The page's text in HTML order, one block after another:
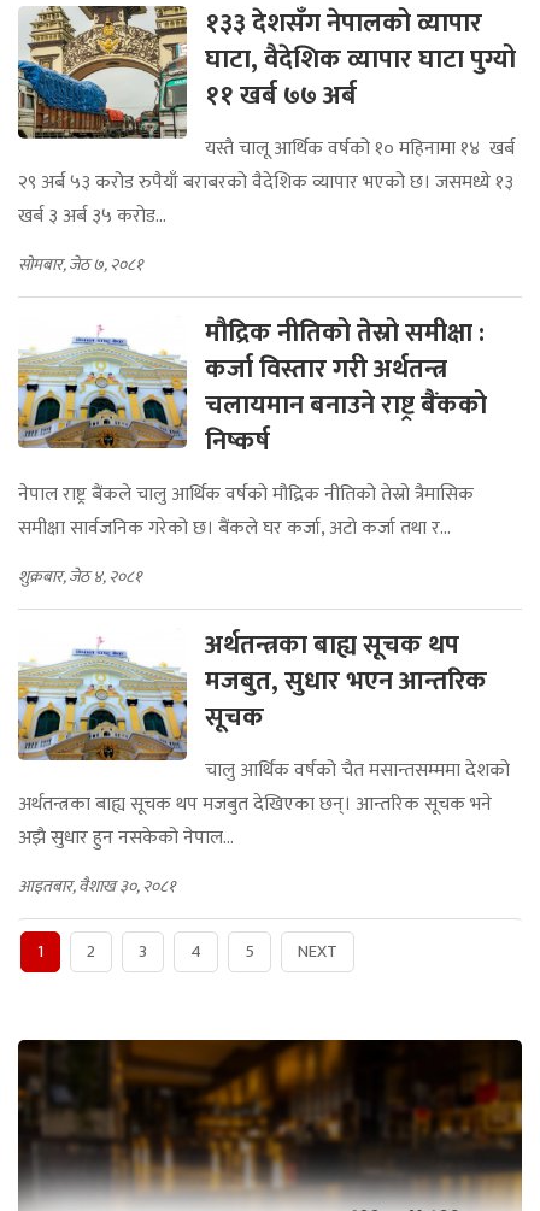
१३३ देशसँग नेपालको व्यापार
घाटा, वैदेशिक व्यापार घाटा पुग्यो
११ खर्ब ७७ अर्ब
यस्तै चालू आर्थिक वर्षको १० महिनामा १४ खर्ब
२९ अर्ब ५३ करोड रुपैयाँ बराबरको वैदेशिक व्यापार भएको छ। जसमध्ये १३
खर्ब ३ अर्ब ३५ करोड...
सोमबार, जेठ ७, २०८१
मौद्रिक नीतिको तेस्रो समीक्षा :
कर्जा विस्तार गरी अर्थतन्त्र
चलायमान बनाउने राष्ट्र बैंकको
निष्कर्ष
नेपाल राष्ट्र बैंकले चालु आर्थिक वर्षको मौद्रिक नीतिको तेस्रो त्रैमासिक
समीक्षा सार्वजनिक गरेको छ। बैंकले घर कर्जा, अटो कर्जा तथा र...
शुक्रबार, जेठ ४, २०८१
अर्थतन्त्रका बाह्य सूचक थप
मजबुत, सुधार भएन आन्तरिक
सूचक
चालु आर्थिक वर्षको चैत मसान्तसम्ममा देशको
अर्थतन्त्रका बाह्य सूचक थप मजबुत देखिएका छन्। आन्तरिक सूचक भने
अझै सुधार हुन नसकेको नेपाल...
आइतबार, वैशाख ३०, २०८१
1 2 3 4 5 NEXT